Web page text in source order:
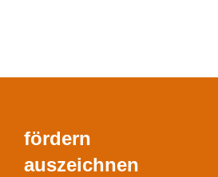
fördern
auszeichnen